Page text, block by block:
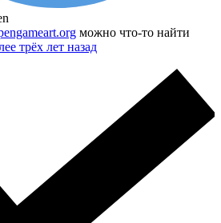
можно что-то найти
трёх лет назад